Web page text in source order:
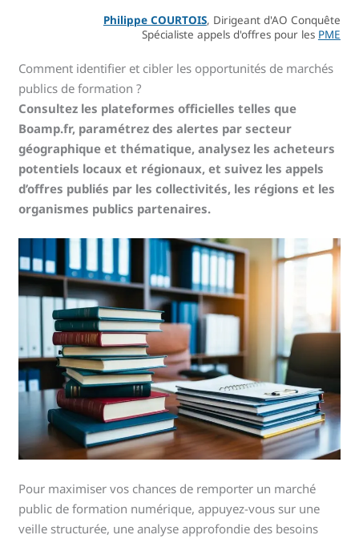
Philippe COURTOIS, Dirigeant d'AO Conquête
Spécialiste appels d'offres pour les PME
Comment identifier et cibler les opportunités de marchés
publics de formation ?
Consultez les plateformes officielles telles que
Boamp.fr, paramétrez des alertes par secteur
géographique et thématique, analysez les acheteurs
potentiels locaux et régionaux, et suivez les appels
d’offres publiés par les collectivités, les régions et les
organismes publics partenaires.
Pour maximiser vos chances de remporter un marché
public de formation numérique, appuyez-vous sur une
veille structurée, une analyse approfondie des besoins